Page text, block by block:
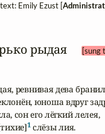
Emily Ezust [
рыдая [sung
ревнивая дева
юноша вдруг
сон его лёгкий лелея,
1 слёзы лия.